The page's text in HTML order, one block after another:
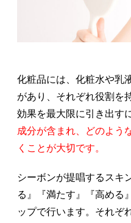
化粧品には、化粧水や乳
があり、それぞれ役割を
効果を最大限に引き出す
成分が含まれ、どのよう
くことが大切です。
シーボンが提唱するスキ
る』『満たす』『高める
ップで行います。それぞ